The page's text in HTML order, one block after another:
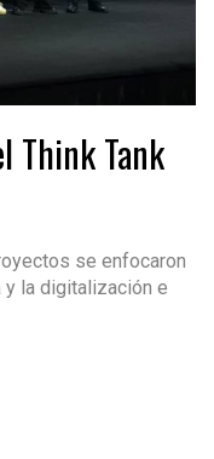
Think Tank
se enfocaron
y la digitalización e